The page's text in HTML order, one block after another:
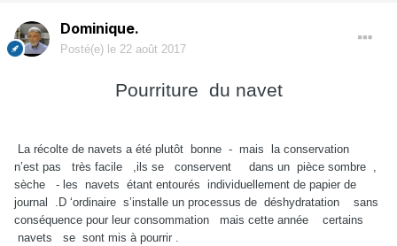
Dominique.
Posté(e) le 22 août 2017
Pourriture du navet
La récolte de navets a été plutôt bonne - mais la conservation
n’est pas très facile ,ils se conservent dans un pièce sombre ,
sèche - les navets étant entourés individuellement de papier de
journal .D ‘ordinaire s’installe un processus de déshydratation sans
conséquence pour leur consommation mais cette année certains
navets se sont mis à pourrir .